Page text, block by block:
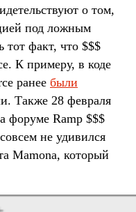
о том,
под ложным
факт, что $$$
К примеру, в коде
ранее были
Также 28 февраля
форуме Ramp $$$
не удивился
Mamona, который